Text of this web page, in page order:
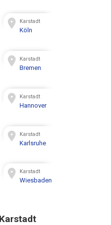
Karstadt
Köln
Karstadt
Bremen
Karstadt
Hannover
Karstadt
Karlsruhe
Karstadt
Wiesbaden